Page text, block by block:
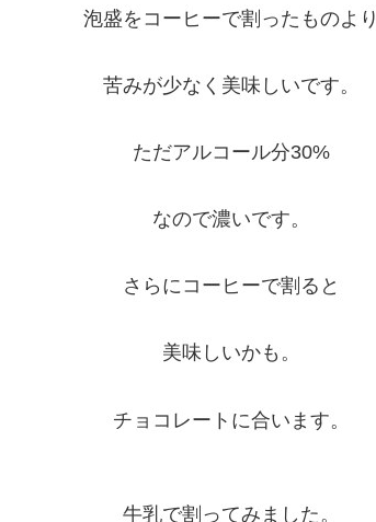
泡盛をコーヒーで割ったものより
苦みが少なく美味しいです。
ただアルコール分30%
なので濃いです。
さらにコーヒーで割ると
美味しいかも。
チョコレートに合います。
牛乳で割ってみました。